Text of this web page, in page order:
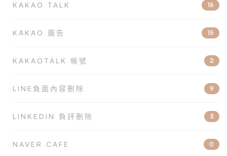
KAKAO TALK 16
KAKAO 廣告 15
KAKAOTALK 帳號 2
LINE負面內容刪除 9
LINKEDIN 負評刪除 3
NAVER CAFE 0